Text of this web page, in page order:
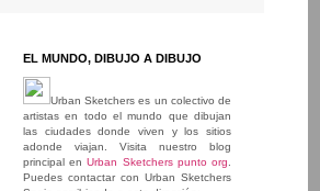
EL MUNDO, DIBUJO A DIBUJO
Urban Sketchers es un colectivo de
artistas en todo el mundo que dibujan
las ciudades donde viven y los sitios
adonde viajan. Visita nuestro blog
principal enUrban Sketchers punto org.
Puedes contactar con Urban Sketchers